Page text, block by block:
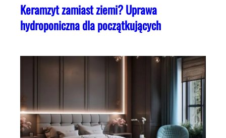
Keramzyt zamiast ziemi? Uprawa
hydroponiczna dla początkujących